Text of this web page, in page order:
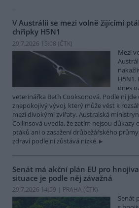
V Austrálii se mezi volně žijícími
chřipky H5N1
29.7.2026 15:08 (ČTK)
Mezi
H5N1.
dnes
veterinářka Beth Cooksonová. Podle ní jde
znepokojivý vývoj, který může vést k
mezi divokými zvířaty. Australská
Collinsová uvedla, že zatím nejsou
ptáků ani o zasažení drůbežářského
zdraví podle ní zůstává nízké.
Senát má akční plán EU pro
situace je podle něj závažná
29.7.2026 14:59 | PRAHA (ČTK)
Senát